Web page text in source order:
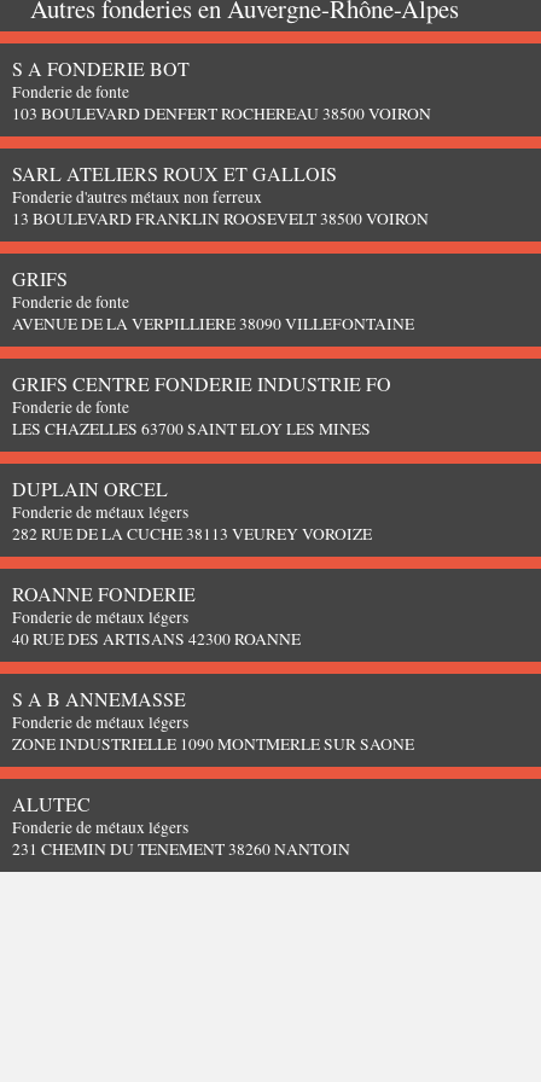
Autres fonderies enAuvergne-Rhône-Alpes
S A FONDERIE BOT
Fonderie de fonte
103 BOULEVARD DENFERT ROCHEREAU 38500 VOIRON
SARL ATELIERS ROUX ET GALLOIS
Fonderie d'autres métaux non ferreux
13 BOULEVARD FRANKLIN ROOSEVELT 38500 VOIRON
GRIFS
Fonderie de fonte
AVENUE DE LA VERPILLIERE 38090 VILLEFONTAINE
GRIFS CENTRE FONDERIE INDUSTRIE FO
Fonderie de fonte
LES CHAZELLES 63700 SAINT ELOY LES MINES
DUPLAIN ORCEL
Fonderie de métaux légers
282 RUE DE LA CUCHE 38113 VEUREY VOROIZE
ROANNE FONDERIE
Fonderie de métaux légers
40 RUE DES ARTISANS 42300 ROANNE
S A B ANNEMASSE
Fonderie de métaux légers
ZONE INDUSTRIELLE 1090 MONTMERLE SUR SAONE
ALUTEC
Fonderie de métaux légers
231 CHEMIN DU TENEMENT 38260 NANTOIN